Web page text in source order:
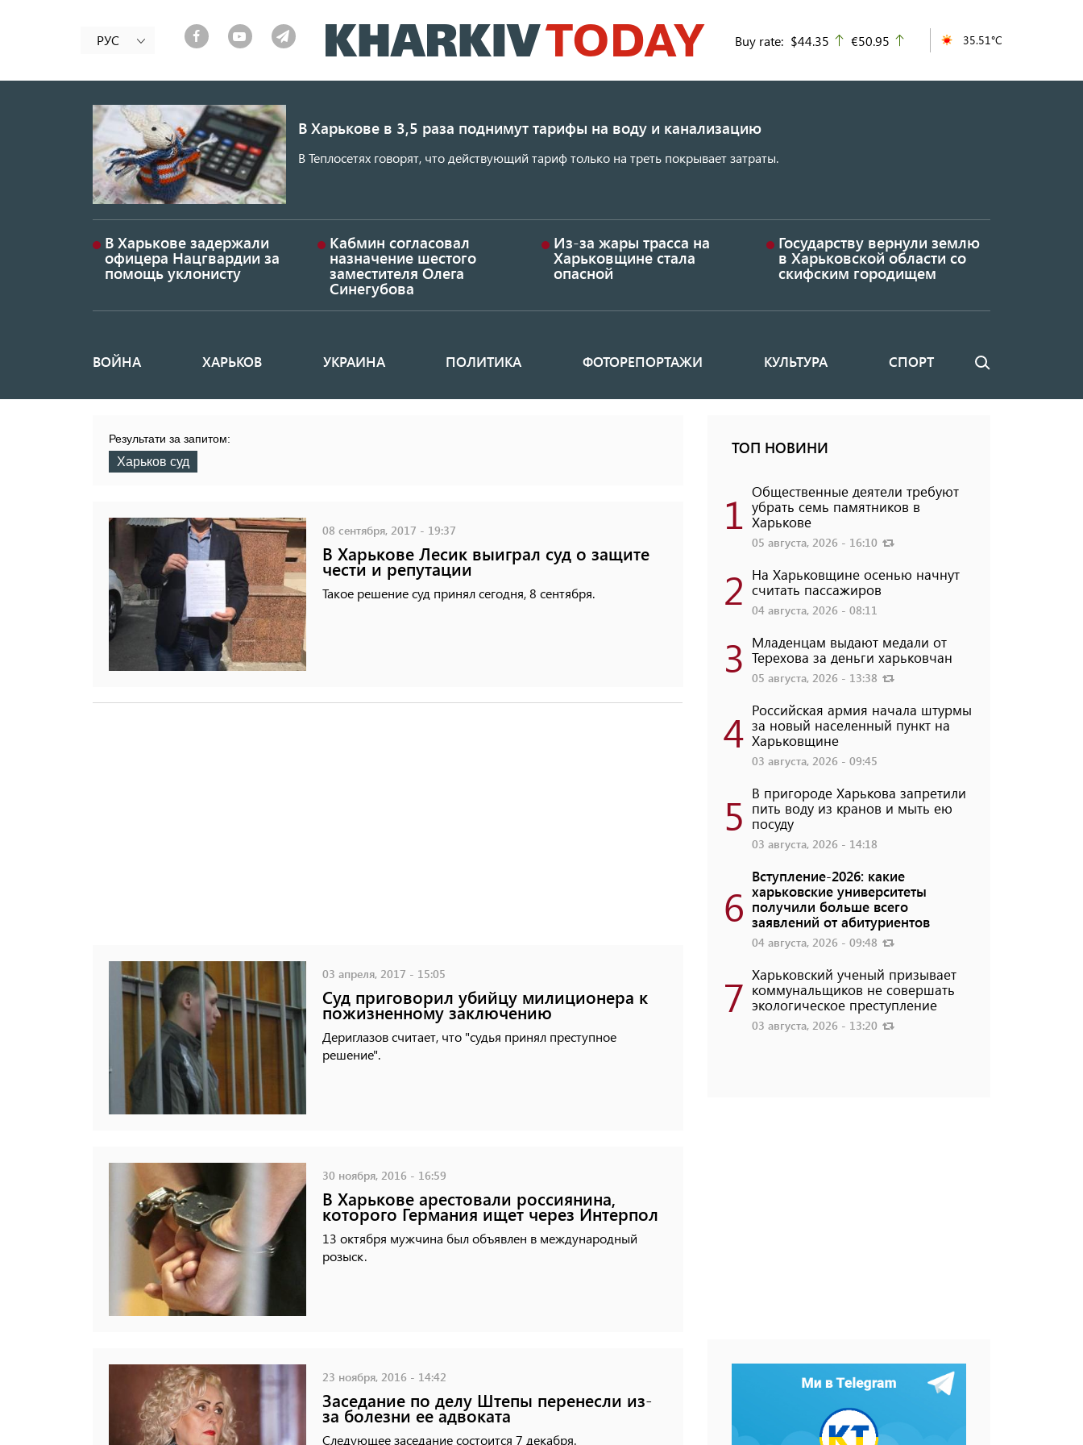
к
основному
РУС Buy rate: $44.35 up
€50.95 35.51°C
В Харькове в 3,5 раза поднимут тарифы на воду и канализацию
В Теплосетях говорят, что действующий тариф только на треть покрывает затраты.
В Харькове задержали
офицера Нацгвардии за
помощь уклонисту
Кабмин согласовал
назначение шестого
заместителя Олега
Синегубова
Из-за жары трасса на
Харьковщине стала
опасной
Государству вернули землю
в Харьковской области со
скифским городищем
Основная
ВОЙНА ХАРЬКОВ УКРАИНА ПОЛИТИКА ФОТОРЕПОРТАЖИ КУЛЬТУРА СПОРТ Поиск
Результати за запитом:
Харьков суд
08 сентября, 2017 - 19:37
В Харькове Лесик выиграл суд о защите
чести и репутации
Такое решение суд принял сегодня, 8 сентября.
03 апреля, 2017 - 15:05
Суд приговорил убийцу милиционера к
пожизненному заключению
Дериглазов считает, что "судья принял преступное
решение".
30 ноября, 2016 - 16:59
В Харькове арестовали россиянина,
которого Германия ищет через Интерпол
13 октября мужчина был объявлен в международный
розыск.
23 ноября, 2016 - 14:42
Заседание по делу Штепы перенесли из-
за болезни ее адвоката
Следующее заседание состоится 7 декабря.
ТОП НОВИНИ
1 Общественные деятели требуют
убрать семь памятников в
Харькове
05 августа, 2026 - 16:10
2 На Харьковщине осенью начнут
считать пассажиров
04 августа, 2026 - 08:11
3 Младенцам выдают медали от
Терехова за деньги харьковчан
05 августа, 2026 - 13:38
4 Российская армия начала штурмы
за новый населенный пункт на
Харьковщине
03 августа, 2026 - 09:45
5 В пригороде Харькова запретили
пить воду из кранов и мыть ею
посуду
03 августа, 2026 - 14:18
6
Вступление-2026: какие
харьковские университеты
получили больше всего
заявлений от абитуриентов
04 августа, 2026 - 09:48
7 Харьковский ученый призывает
коммунальщиков не совершать
экологическое преступление
03 августа, 2026 - 13:20